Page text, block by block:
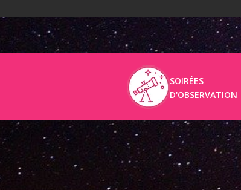
SOIRÉES
D'OBSERVATION